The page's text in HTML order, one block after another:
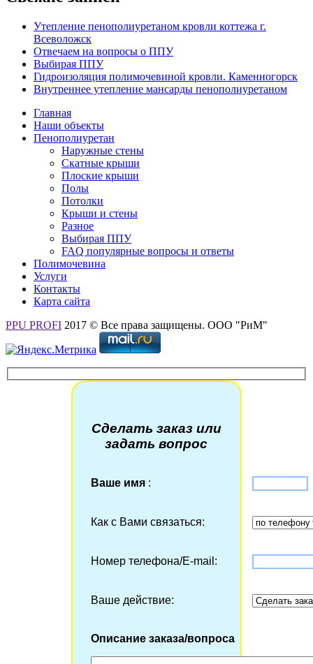
Утепление пенополиуретаном кровли коттежа г.
Всеволожск
Отвечаем на вопросы о ППУ
Выбирая ППУ
Гидроизоляция полимочевиной кровли. Каменногорск
Внутреннее утепление мансарды пенополиуретаном
Главная
Наши объекты
Пенополиуретан
Наружные стены
Скатные крыши
Плоские крыши
Полы
Потолки
Крыши и стены
Разное
Выбирая ППУ
FAQ популярные вопросы и ответы
Полимочевина
Услуги
Контакты
Карта сайта
PPU PROFI 2017 © Все права защищены. ООО "РиМ"
Сделать заказ или
задать вопрос
Ваше имя:
Как с Вами связаться:
Номер телефона/Е-mail:
Ваше действие:
Описание заказа/вопроса